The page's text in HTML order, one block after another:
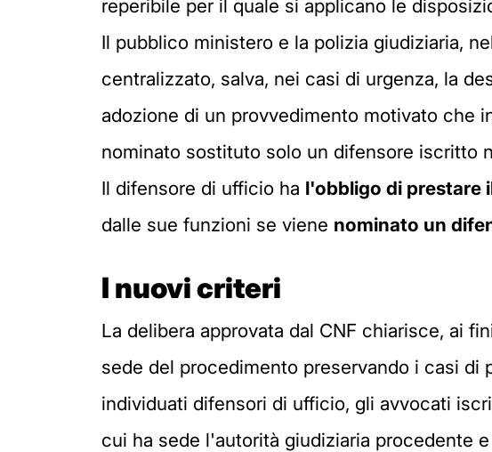
reperibile per il quale si applicano le
Il pubblico ministero e la polizia giudiziaria,
centralizzato, salva, nei casi di urgenza, la
adozione di un provvedimento motivato che
nominato sostituto solo un difensore iscritto
Il difensore di ufficio ha l'obbligo di prestare
dalle sue funzioni se viene nominato un
I nuovi criteri
La delibera approvata dal CNF chiarisce, ai
sede del procedimento preservando i casi
individuati difensori di ufficio, gli avvocati
cui ha sede l'autorità giudiziaria procedente